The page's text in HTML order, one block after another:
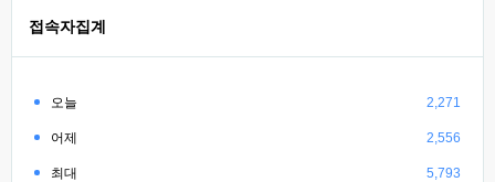
접속자집계
오늘 2,271
어제 2,556
최대 5,793